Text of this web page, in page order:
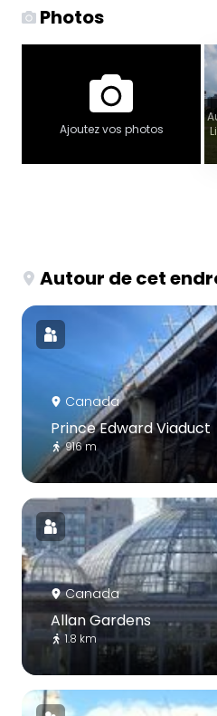
Photos
Ajoutez vos photos
Autour de cet
Canada
Prince Edward Viaduct
916 m
Canada
Allan Gardens
1.8 km